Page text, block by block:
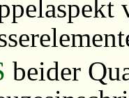
beider